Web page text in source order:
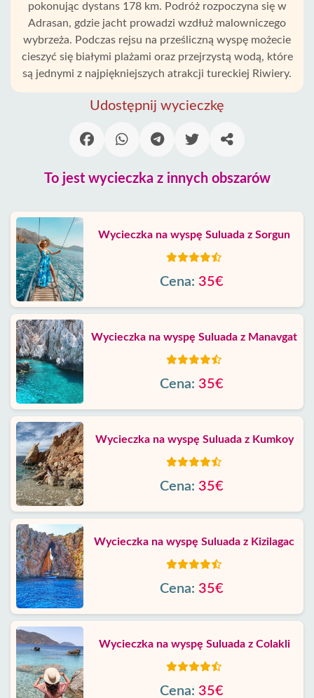
pokonując dystans 178 km. Podróż rozpoczyna się w
Adrasan, gdzie jacht prowadzi wzdłuż malowniczego
wybrzeża. Podczas rejsu na prześliczną wyspę możecie
cieszyć się białymi plażami oraz przejrzystą wodą, które
są jednymi z najpiękniejszych atrakcji tureckiej Riwiery.
Udostępnij wycieczkę
To jest wycieczka z innych obszarów
Wycieczka na wyspę Suluada z Sorgun
Cena: 35€
Wycieczka na wyspę Suluada z Manavgat
Cena: 35€
Wycieczka na wyspę Suluada z Kumkoy
Cena: 35€
Wycieczka na wyspę Suluada z Kizilagac
Cena: 35€
Wycieczka na wyspę Suluada z Colakli
Cena: 35€